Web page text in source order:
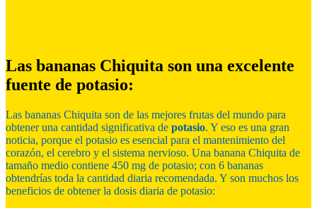
Las bananas Chiquita son una excelente
fuente de potasio:
Las bananas Chiquita son de las mejores frutas del mundo para
obtener una cantidad significativa de potasio. Y eso es una gran
noticia, porque el potasio es esencial para el mantenimiento del
corazón, el cerebro y el sistema nervioso. Una banana Chiquita de
tamaño medio contiene 450 mg de potasio; con 6 bananas
obtendrías toda la cantidad diaria recomendada. Y son muchos los
beneficios de obtener la dosis diaria de potasio: